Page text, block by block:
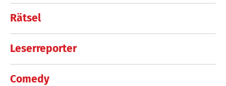
Rätsel
Leserreporter
Comedy